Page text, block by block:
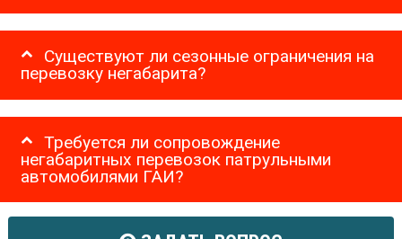
Существуют ли сезонные ограничения на
перевозку негабарита?
Требуется ли сопровождение
негабаритных перевозок патрульными
автомобилями ГАИ?